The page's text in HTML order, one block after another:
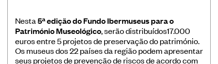
Nesta5ª edição do Fundo Ibermuseus para o
Património Museológico, serão distribuídos17.000
euros entre 5 projetos de preservação do património.
Os museus dos 22 países da região podem apresentar
seus projetos de prevenção de riscos de acordo com